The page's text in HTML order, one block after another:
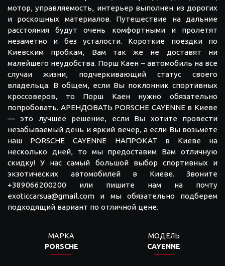
мотор, управляемость, интерьер выполнен из дорогих
и роскошных материалов. Путешествие на дальние
расстояния будут очень комфортными и пролетят
незаметно и без усталости. Короткие поездки по
Киевским пробкам, Вам так же не доставят ни
малейшего неудобства. Порш Каен – автомобиль на все
случаи жизни, подчеркивающий статус своего
владельца. В общем, если Вы поклонник спортивных
кроссоверов, то Порш Каен нужно обязательно
попробовать. АРЕНДОВАТЬ PORSCHE CAYENNE в Киеве
— это лучшее решение, если Вы хотите провести
незабываемый день и яркий вечер, а если Вы возьмёте
наш PORSCHE CAYENNE НАПРОКАТ в Киеве на
несколько дней, то мы предоставим Вам отличную
скидку! У нас самый большой выбор спортивных и
экзотических автомобилей в Киеве. Звоните
+389066200200 или пишите нам на почту
exoticcarsua@gmail.com и мы обязательно подберем
подходящий вариант по отличной цене.
МАРКА
PORSCHE
МОДЕЛЬ
CAYENNE